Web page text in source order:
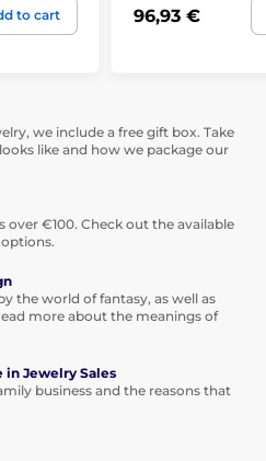
to cart 96,93 €
we include a free gift box. Take
like and how we package our
over €100. Check out the available
the world of fantasy, as well as
more about the meanings of
in Jewelry Sales
business and the reasons that